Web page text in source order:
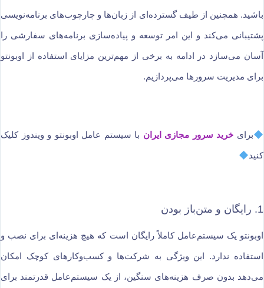
باشید. همچنین از طیف گسترده‌ای از زبان‌ها و چارچوب‌های برنامه‌نویسی
پشتیبانی می‌کند و این امر توسعه و پیاده‌سازی برنامه‌های سفارشی را
آسان می‌سازد در ادامه به برخی از مهم‌ترین مزایای استفاده از اوبونتو
برای مدیریت سرورها می‌پردازیم.
برای خرید سرور مجازی ایران با سیستم عامل اوبونتو و ویندوز کلیک
کنید
1. رایگان و متن‌باز بودن
اوبونتو یک سیستم‌عامل کاملاً رایگان است که هیچ هزینه‌ای برای نصب و
استفاده ندارد. این ویژگی به شرکت‌ها و کسب‌وکارهای کوچک امکان
می‌دهد بدون صرف هزینه‌های سنگین، از یک سیستم‌عامل قدرتمند برای